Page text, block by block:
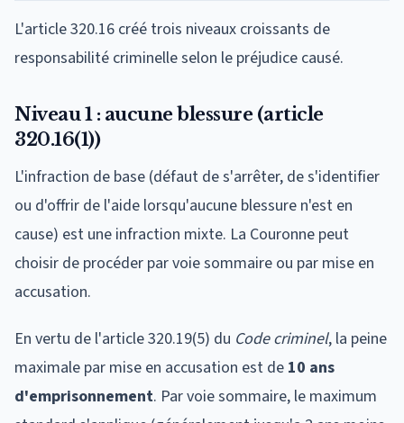
L'article 320.16 créé trois niveaux croissants de
responsabilité criminelle selon le préjudice causé.
Niveau 1 : aucune blessure (article
320.16(1))
L'infraction de base (défaut de s'arrêter, de s'identifier
ou d'offrir de l'aide lorsqu'aucune blessure n'est en
cause) est une infraction mixte. La Couronne peut
choisir de procéder par voie sommaire ou par mise en
accusation.
En vertu de l'article 320.19(5) du Code criminel, la peine
maximale par mise en accusation est de 10 ans
d'emprisonnement. Par voie sommaire, le maximum